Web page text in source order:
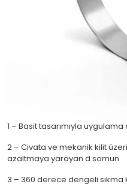
1 – Basit tasarımıyla
2 – Civata ve mekanik kilit
azaltmaya yarayan d somun
3 – 360 derece dengeli sıkma